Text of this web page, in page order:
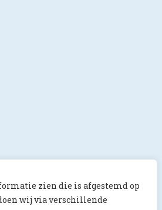
zien die is afgestemd op
wij via verschillende